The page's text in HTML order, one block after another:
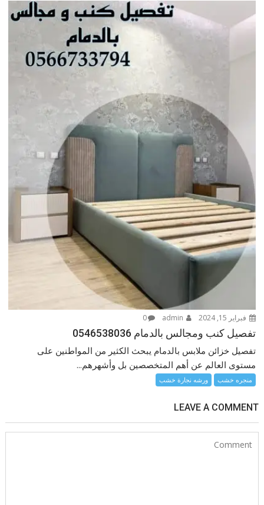
فبراير 15, 2024 0
تفصيل كنب ومجالس بالدمام 0546538036
تفصيل خزائن ملابس بالدمام يبحث الكثير من المواطنين على
مستوى العالم عن أهم المتخصصين بل وأشهرهم...
منجره خشب ورشه نجارة خشب
LEAVE A COMMENT